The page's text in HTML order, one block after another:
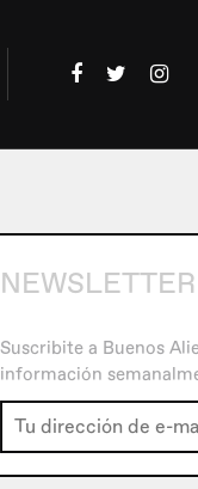
NEWSLETTER
Suscribite a Buenos
información